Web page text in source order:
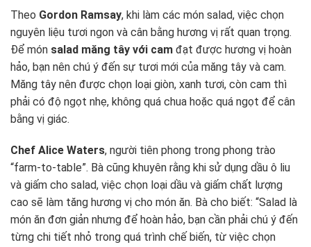
Theo Gordon Ramsay, khi làm các món salad, việc chọn
nguyên liệu tươi ngon và cân bằng hương vị rất quan trọng.
Để món salad măng tây với cam đạt được hương vị hoàn
hảo, bạn nên chú ý đến sự tươi mới của măng tây và cam.
Măng tây nên được chọn loại giòn, xanh tươi, còn cam thì
phải có độ ngọt nhẹ, không quá chua hoặc quá ngọt để cân
bằng vị giác.
Chef Alice Waters, người tiên phong trong phong trào
“farm-to-table”. Bà cũng khuyên rằng khi sử dụng dầu ô liu
và giấm cho salad, việc chọn loại dầu và giấm chất lượng
cao sẽ làm tăng hương vị cho món ăn. Bà cho biết: “Salad là
món ăn đơn giản nhưng để hoàn hảo, bạn cần phải chú ý đến
từng chi tiết nhỏ trong quá trình chế biến, từ việc chọn